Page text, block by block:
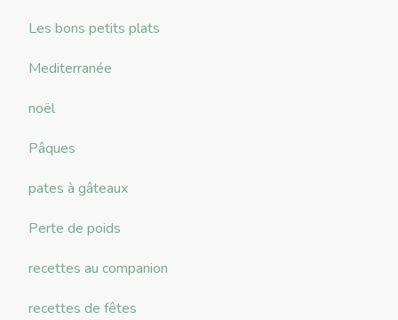
Les bons petits plats
Mediterranée
noël
Pâques
pates à gâteaux
Perte de poids
recettes au companion
recettes de fêtes